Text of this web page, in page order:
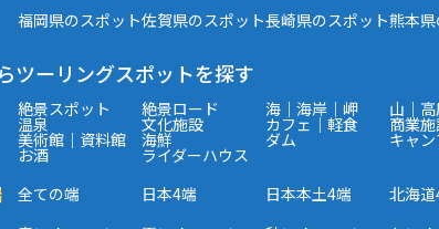
福岡県のスポット佐賀県のスポット長崎県のスポット熊本
ツーリングスポットを探す
絶景スポット 絶景ロード 海｜海岸｜岬 山｜
温泉 文化施設 カフェ｜軽食 商業
美術館｜資料館 海鮮 ダム キャ
お酒 ライダーハウス
全ての端 日本4端 日本本土4端 北海